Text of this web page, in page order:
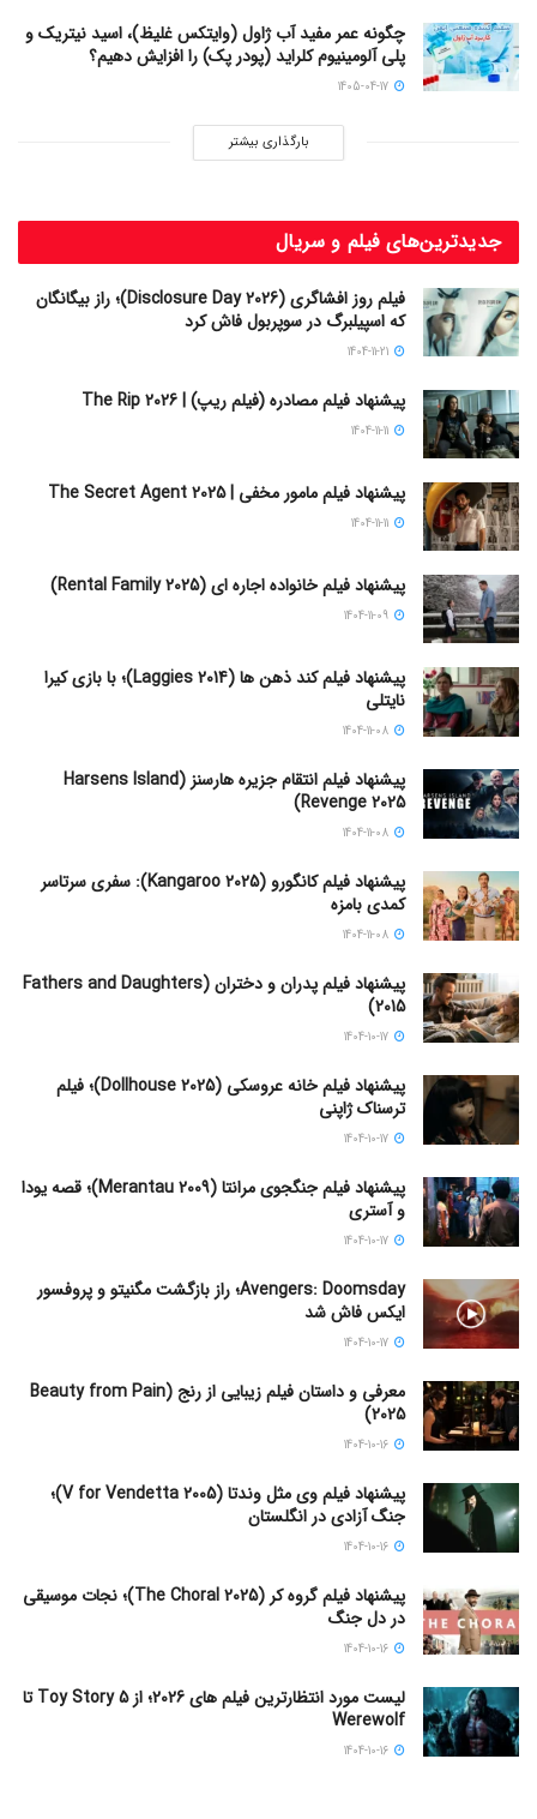
چگونه عمر مفید آب ژاول (وایتکس غلیظ)، اسید نیتریک و
پلی آلومینیوم کلراید (پودر پک) را افزایش دهیم؟
بارگذاری بیشتر
جدیدترین‌های فیلم و سریال
فیلم روز افشاگری (Disclosure Day 2026)؛ راز بیگانگان
که اسپیلبرگ در سوپربول فاش کرد
پیشنهاد فیلم مصادره (فیلم ریپ) | The Rip 2026
پیشنهاد فیلم مامور مخفی | The Secret Agent 2025
پیشنهاد فیلم خانواده اجاره‌ ای (Rental Family 2025)
پیشنهاد فیلم کند ذهن ها (Laggies 2014)؛ با بازی کیرا
نایتلی
پیشنهاد فیلم انتقام جزیره هارسنز (Harsens Island
Revenge 2025)
پیشنهاد فیلم کانگورو (Kangaroo 2025): سفری سرتاسر
کمدی بامزه
پیشنهاد فیلم پدران و دختران (Fathers and Daughters
2015)
پیشنهاد فیلم خانه عروسکی (Dollhouse 2025)؛ فیلم
ترسناک ژاپنی
پیشنهاد فیلم جنگجوی مرانتا (Merantau 2009)؛ قصه یودا
و آستری
Avengers: Doomsday؛ راز بازگشت مگنیتو و پروفسور
ایکس فاش شد
معرفی و داستان فیلم زیبایی از رنج (Beauty from Pain
2025)
پیشنهاد فیلم وی مثل وندتا (V for Vendetta 2005)؛
جنگ آزادی در انگلستان
پیشنهاد فیلم گروه کر (The Choral 2025)؛ نجات موسیقی
در دل جنگ
لیست مورد انتظارترین فیلم های 2026؛ از Toy Story 5 تا
Werewolf